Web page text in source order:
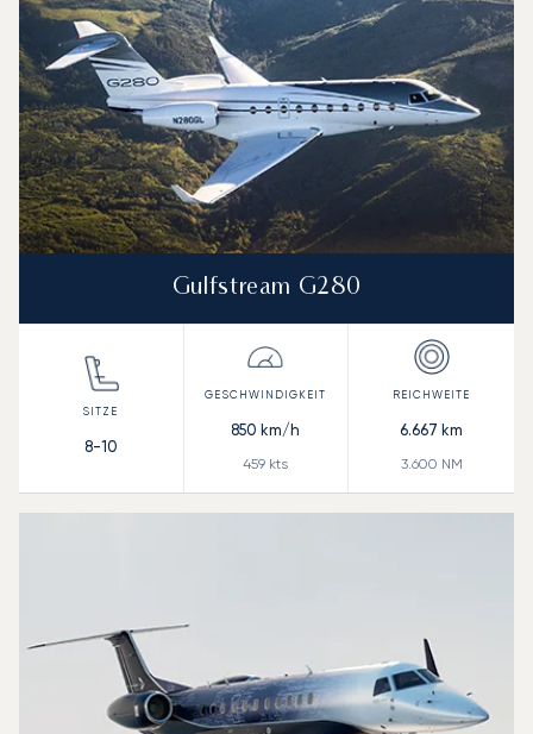
Gulfstream G280
8-10
850 km/h
459 kts
6.667 km
3.600 NM